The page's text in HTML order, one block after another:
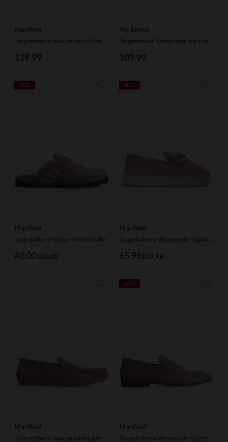
Manfield
129.99
No Stress
109.99
Manfield
Taupefarbene Slipper mit Schnalle
100.00
40.00
-60%
Manfield
109.98
65.99
-40%
Manfield
Taupefarbene Veloursleder-Loafer
Manfield
Taupefarbene Veloursleder-Loafer
-60%